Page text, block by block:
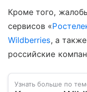
Кроме того,
сервисов «
Wildberries, а
российские
Узнать больше по